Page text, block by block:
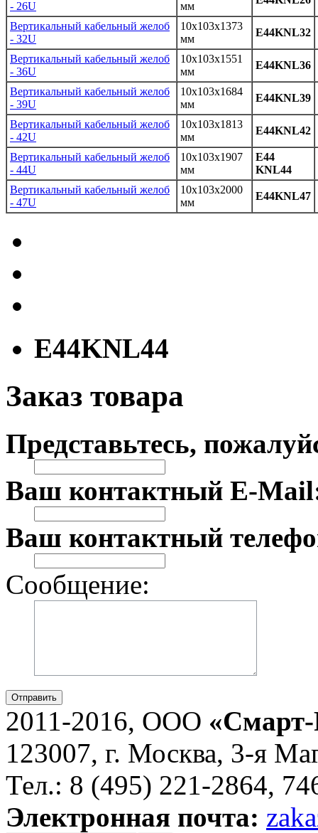
- 26U мм
Вертикальный кабельный желоб
- 32U
10x103x1373
мм
E44KNL32
Вертикальный кабельный желоб
- 36U
10x103x1551
мм
E44KNL36
Вертикальный кабельный желоб
- 39U
10x103x1684
мм
E44KNL39
Вертикальный кабельный желоб
- 42U
10x103x1813
мм
E44KNL42
Вертикальный кабельный желоб
- 44U
10x103x1907
мм
E44
KNL44
Вертикальный кабельный желоб
- 47U
10x103x2000
мм
E44KNL47
E44KNL44
Заказ товара
Представьтесь,
Ваш контактный E-
Ваш контактный
Сообщение:
Отправить
2011-2016, ООО
123007, г. Москва, 3-я
Тел.: 8 (495) 221-2864,
Электронная почта: